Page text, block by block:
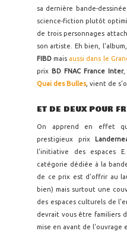
sa dernière bande-
science-fiction plutôt
de trois personnages
son artiste. Eh bien,
FIBDmais aussi dans le
prix BD FNAC France Inter,
Quai des Bulles, vient de
ET DE DEUX POUR
On apprend en effet
prestigieux prix
l'initiative des espaces
catégorie dédiée à la
de ce prix est d'offrir au
bien) mais surtout une
des espaces culturels de
devrait vous être familiers
mise en avant de l'ouvrage